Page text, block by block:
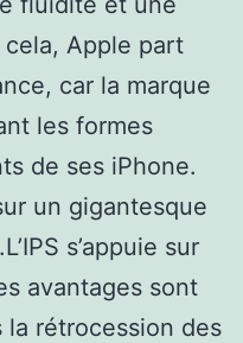
Apple part
car la marque
les formes
de ses iPhone.
un gigantesque
s’appuie sur
avantages sont
rétrocession des